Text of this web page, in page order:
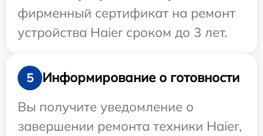
фирменный сертификат на ремонт
устройства Haier сроком до 3 лет.
5
Информирование о готовности
Вы получите уведомление о
завершении ремонта техники Haier,